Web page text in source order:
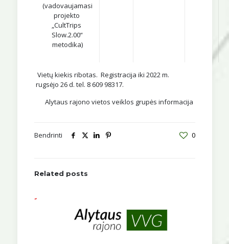
(vadovaujamasi
projekto
„CultTrips
Slow.2.00“
metodika)
Vietų kiekis ribotas. Registracija iki 2022 m.
rugsėjo 26 d. tel. 8 609 98317.
Alytaus rajono vietos veiklos grupės informacija
Bendrinti 0
Related posts